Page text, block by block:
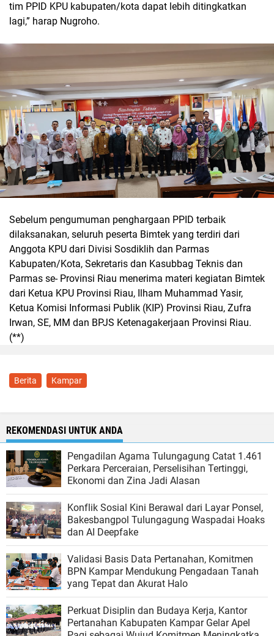
tim PPID KPU kabupaten/kota dapat lebih ditingkatkan
lagi,” harap Nugroho.
Sebelum pengumuman penghargaan PPID terbaik
dilaksanakan, seluruh peserta Bimtek yang terdiri dari
Anggota KPU dari Divisi Sosdiklih dan Parmas
Kabupaten/Kota, Sekretaris dan Kasubbag Teknis dan
Parmas se- Provinsi Riau menerima materi kegiatan Bimtek
dari Ketua KPU Provinsi Riau, Ilham Muhammad Yasir,
Ketua Komisi Informasi Publik (KIP) Provinsi Riau, Zufra
Irwan, SE, MM dan BPJS Ketenagakerjaan Provinsi Riau.
(**)
Berita Kampar
REKOMENDASI UNTUK ANDA
Pengadilan Agama Tulungagung Catat 1.461
Perkara Perceraian, Perselisihan Tertinggi,
Ekonomi dan Zina Jadi Alasan
Konflik Sosial Kini Berawal dari Layar Ponsel,
Bakesbangpol Tulungagung Waspadai Hoaks
dan AI Deepfake
Validasi Basis Data Pertanahan, Komitmen
BPN Kampar Mendukung Pengadaan Tanah
yang Tepat dan Akurat Halo
Perkuat Disiplin dan Budaya Kerja, Kantor
Pertanahan Kabupaten Kampar Gelar Apel